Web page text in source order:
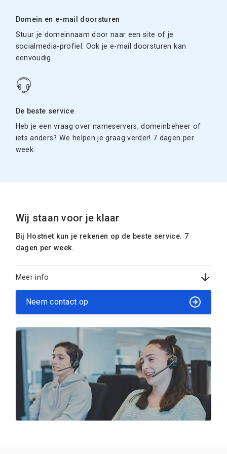
Domein en e-mail doorsturen
Stuur je domeinnaam door naar een site of je
socialmedia-profiel. Ook je e-mail doorsturen kan
eenvoudig.
De beste service
Heb je een vraag over nameservers, domeinbeheer of
iets anders? We helpen je graag verder! 7 dagen per
week.
Wij staan voor je klaar
Bij Hostnet kun je rekenen op de beste service. 7
dagen per week.
Meer info
Neem contact op